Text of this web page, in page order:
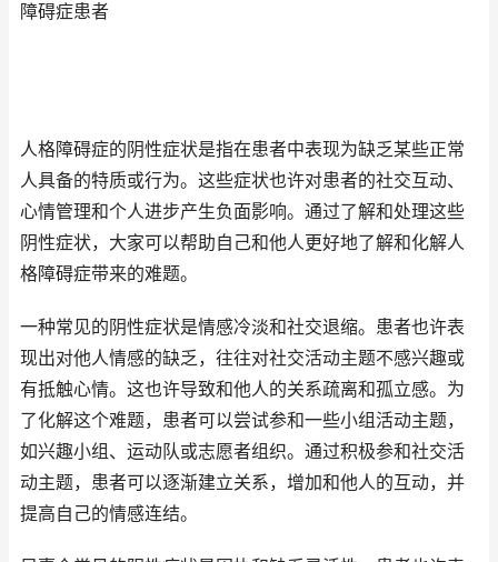
障碍症患者
人格障碍症的阴性症状是指在患者中表现为缺乏某些正常
人具备的特质或行为。这些症状也许对患者的社交互动、
心情管理和个人进步产生负面影响。通过了解和处理这些
阴性症状，大家可以帮助自己和他人更好地了解和化解人
格障碍症带来的难题。
一种常见的阴性症状是情感冷淡和社交退缩。患者也许表
现出对他人情感的缺乏，往往对社交活动主题不感兴趣或
有抵触心情。这也许导致和他人的关系疏离和孤立感。为
了化解这个难题，患者可以尝试参和一些小组活动主题，
如兴趣小组、运动队或志愿者组织。通过积极参和社交活
动主题，患者可以逐渐建立关系，增加和他人的互动，并
提高自己的情感连结。